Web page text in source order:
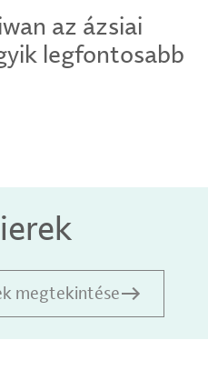
az ázsiai
legfontosabb
megtekintése